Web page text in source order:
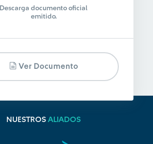
Descarga documento oficial
emitido.
Ver Documento
NUESTROS ALIADOS